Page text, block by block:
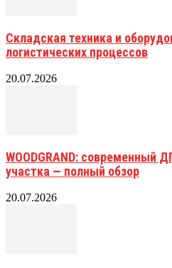
Складская техника и
логистических процессов
20.07.2026
WOODGRAND: современный
участка — полный обзор
20.07.2026